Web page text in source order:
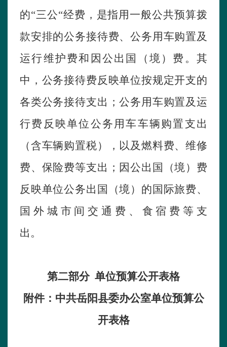
的“三公“经费，是指用一般公共预算拨
款安排的公务接待费、公务用车购置及
运行维护费和因公出国（境）费。其
中，公务接待费反映单位按规定开支的
各类公务接待支出；公务用车购置及运
行费反映单位 公务用车车辆购置支出
（含车辆购置税），以及燃料费、维修
费、保险费等支出；因公出国（境）费
反映单位公务出国（境）的国际旅费、
国外城市间交通费、食宿费等支
出。
第二部分 单位预算公开表格
附件： 中共岳阳县委办公室单位预算公
开表格